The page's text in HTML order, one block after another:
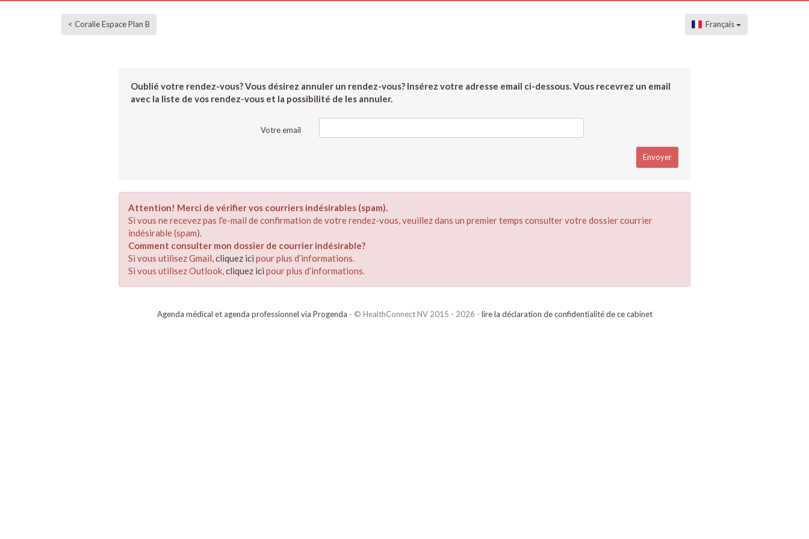
< Coralie Espace Plan B Français
Oublié votre rendez-vous? Vous désirez annuler un rendez-vous? Insérez votre adresse email ci-dessous. Vous recevrez un email
avec la liste de vos rendez-vous et la possibilité de les annuler.
Votre email
Attention! Merci de vérifier vos courriers indésirables (spam).
Si vous ne recevez pas l'e-mail de confirmation de votre rendez-vous, veuillez dans un premier temps consulter votre dossier courrier
indésirable (spam).
Comment consulter mon dossier de courrier indésirable?
Si vous utilisez Gmail,cliquez ici pour plus d’informations.
Si vous utilisez Outlook,cliquez ici pour plus d’informations.
Agenda médical et agenda professionnel via Progenda - © HealthConnect NV 2015 - 2026 - lire la déclaration de confidentialité de ce cabinet